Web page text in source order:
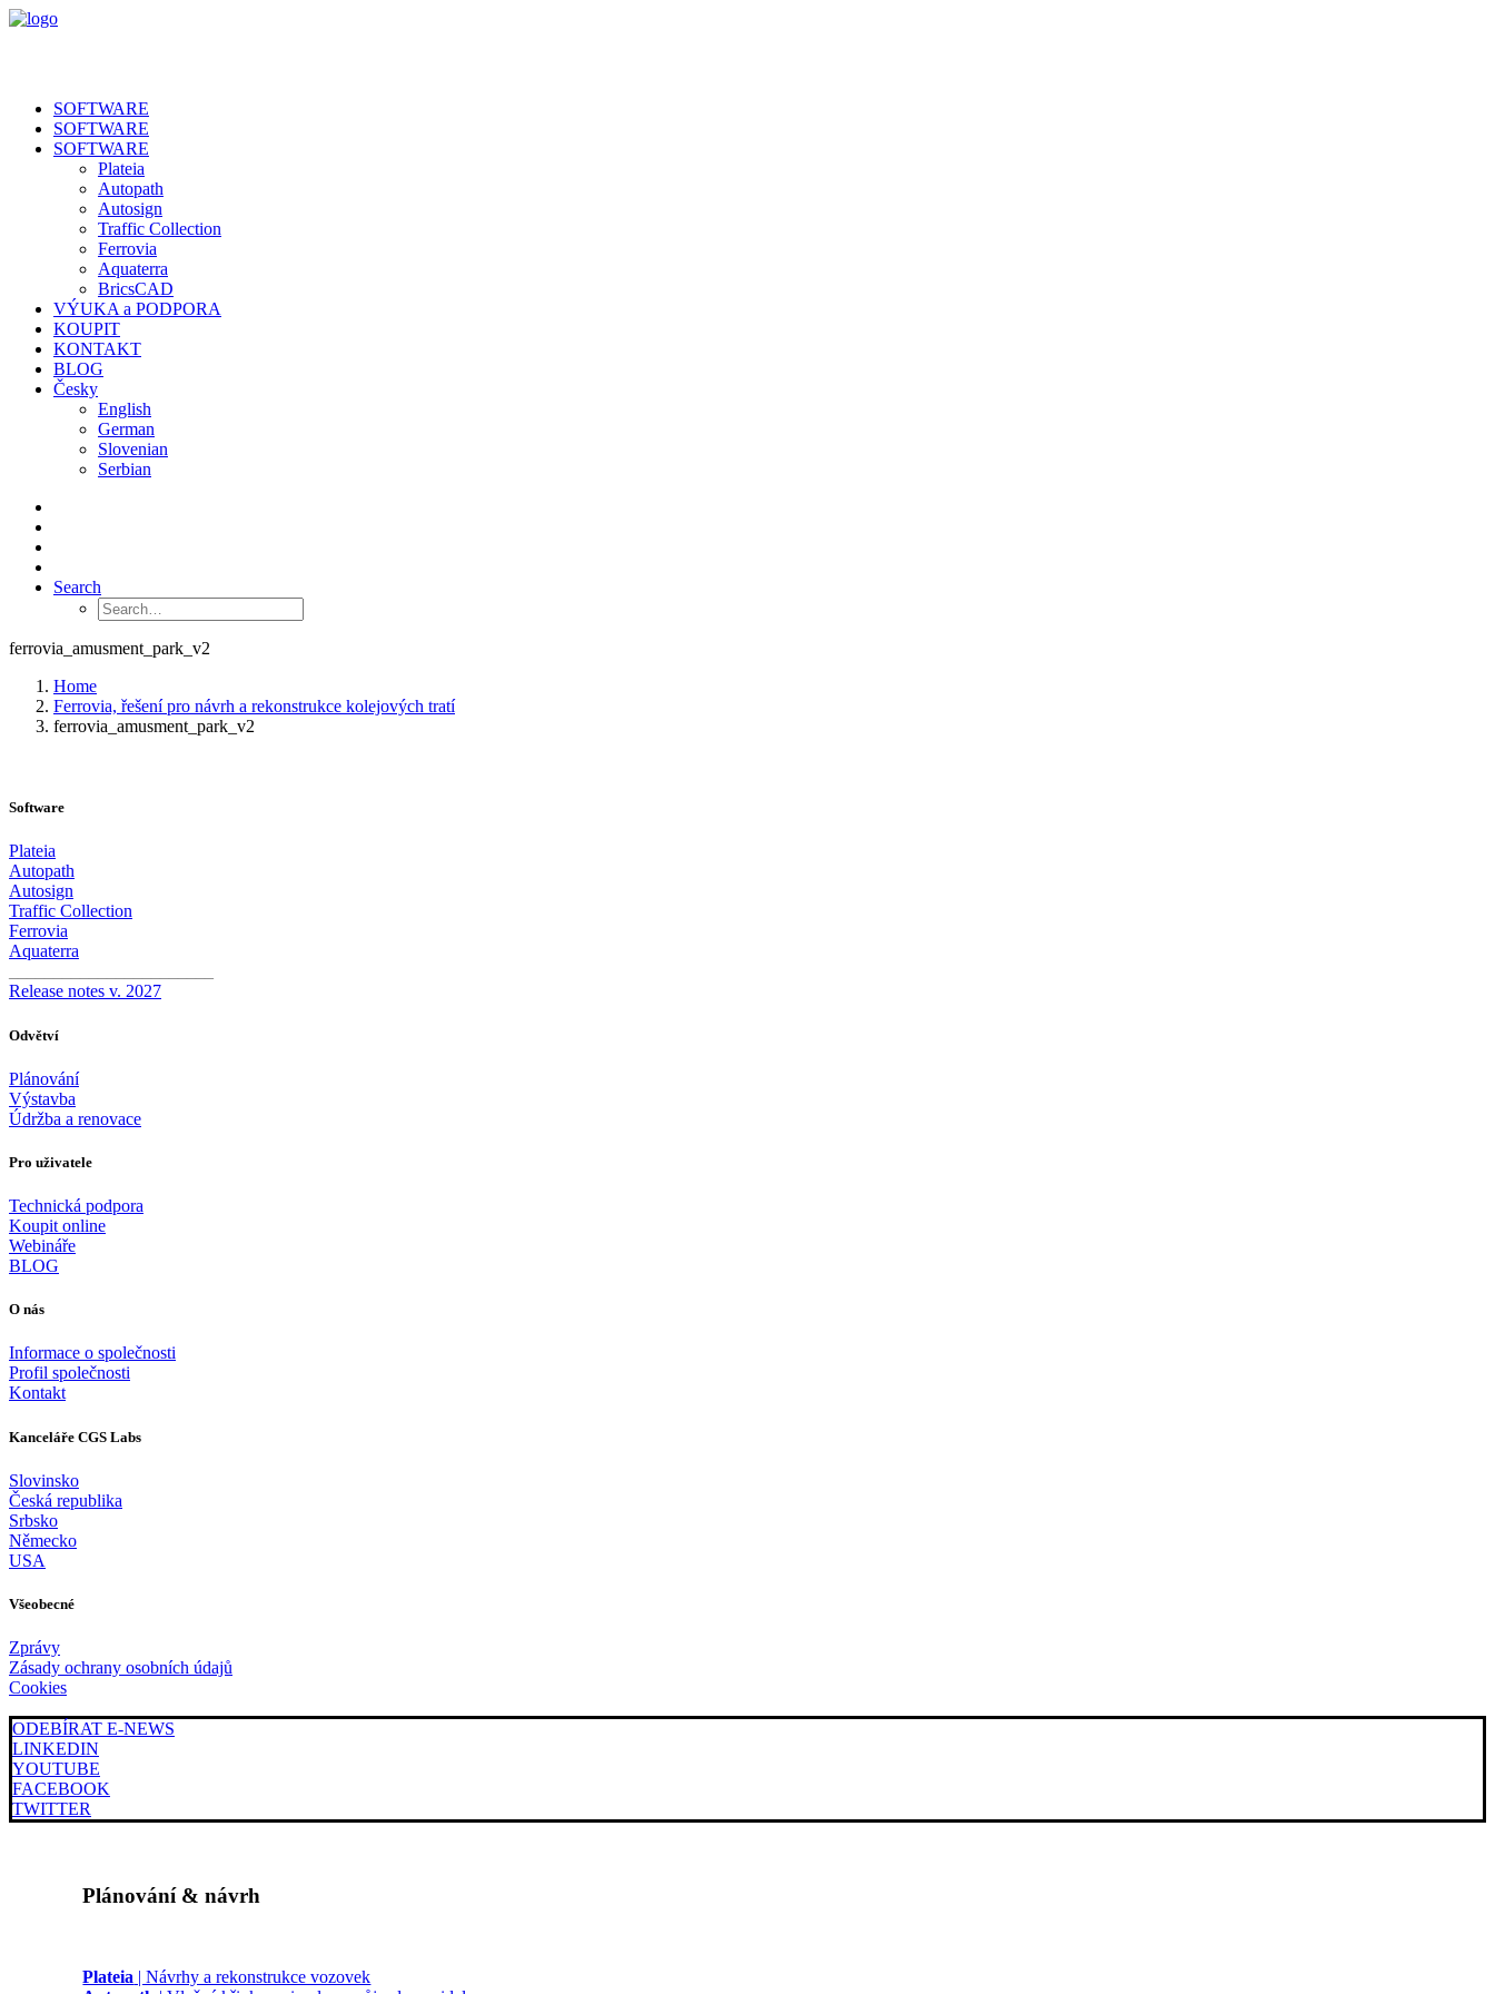
SOFTWARE
SOFTWARE
SOFTWARE
Plateia
Autopath
Autosign
Traffic Collection
Ferrovia
Aquaterra
BricsCAD
VÝUKA a PODPORA
KOUPIT
KONTAKT
BLOG
Česky
English
German
Slovenian
Serbian
Search
ferrovia_amusment_park_v2
Home
Ferrovia, řešení pro návrh a rekonstrukce kolejových tratí
ferrovia_amusment_park_v2
Software
Plateia
Autopath
Autosign
Traffic Collection
Ferrovia
Aquaterra
Release notes v. 2027
Odvětví
Plánování
Výstavba
Údržba a renovace
Pro uživatele
Technická podpora
Koupit online
Webináře
BLOG
O nás
Informace o společnosti
Profil společnosti
Kontakt
Kanceláře CGS Labs
Slovinsko
Česká republika
Srbsko
Německo
USA
Všeobecné
Zprávy
Zásady ochrany osobních údajů
Cookies
ODEBÍRAT E-NEWS
LINKEDIN
YOUTUBE
FACEBOOK
TWITTER
Plánování & návrh
Plateia | Návrhy a rekonstrukce vozovek